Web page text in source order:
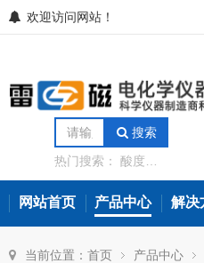
欢迎访问网站！
搜索
热门搜索：酸度计
分析仪
微量水分分
析仪
氨氮测定仪
网站首页 产品中心 解决
当前位置： 首页 产品中心